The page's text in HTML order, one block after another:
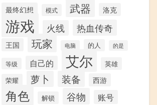
最终幻想 模式 武器 洛克
游戏 火线 热血传奇
王国 玩家 电脑 的人 的是
等级 自己的 艾尔
英雄
荣耀
萝卜 装备 西游
角色 解锁 谷物 账号